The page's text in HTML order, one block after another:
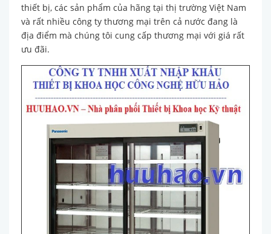
thiết bị, các sản phẩm của hãng tại thị trường Việt Nam
và rất nhiều công ty thương mại trên cả nước đang là
địa điểm mà chúng tôi cung cấp thương mại với giá rất
ưu đãi.